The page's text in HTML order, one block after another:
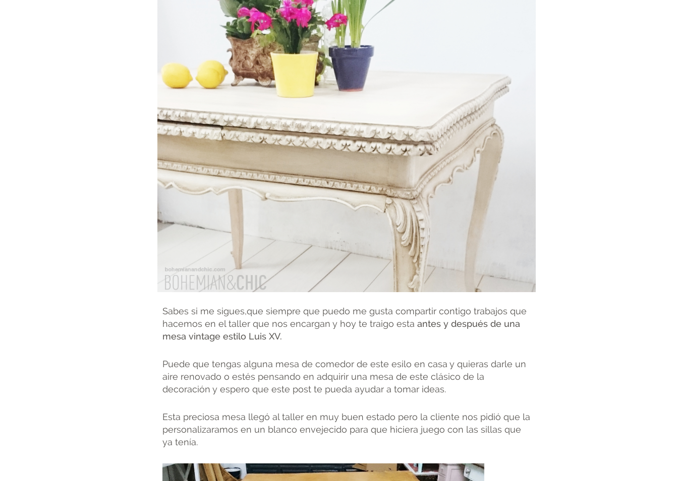
Sabes si me sigues,que siempre que puedo me gusta compartir contigo trabajos que
hacemos en el taller que nos encargan y hoy te traigo esta antes y después de una
mesa vintage estilo Luis XV.
Puede que tengas alguna mesa de comedor de este esilo en casa y quieras darle un
aire renovado o estés pensando en adquirir una mesa de este clásico de la
decoración y espero que este post te pueda ayudar a tomar ideas.
Esta preciosa mesa llegó al taller en muy buen estado pero la cliente nos pidió que la
personalizaramos en un blanco envejecido para que hiciera juego con las sillas que
ya tenía.